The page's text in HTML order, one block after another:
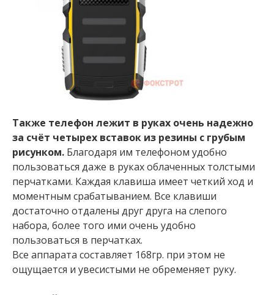
Также телефон лежит в руках очень надежно
за счёт четырех вставок из резины с грубым
рисунком. Благодаря им телефоном удобно
пользоваться даже в руках облаченных толстыми
перчатками. Каждая клавиша имеет четкий ход и
моментным срабатыванием. Все клавиши
достаточно отдалены друг друга на слепого
набора, более того ими очень удобно
пользоваться в перчатках.
Все аппарата составляет 168гр. при этом не
ощущается и увесистыми не обременяет руку.